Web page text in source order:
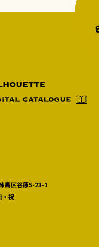
馬区谷原5-23-1
・祝